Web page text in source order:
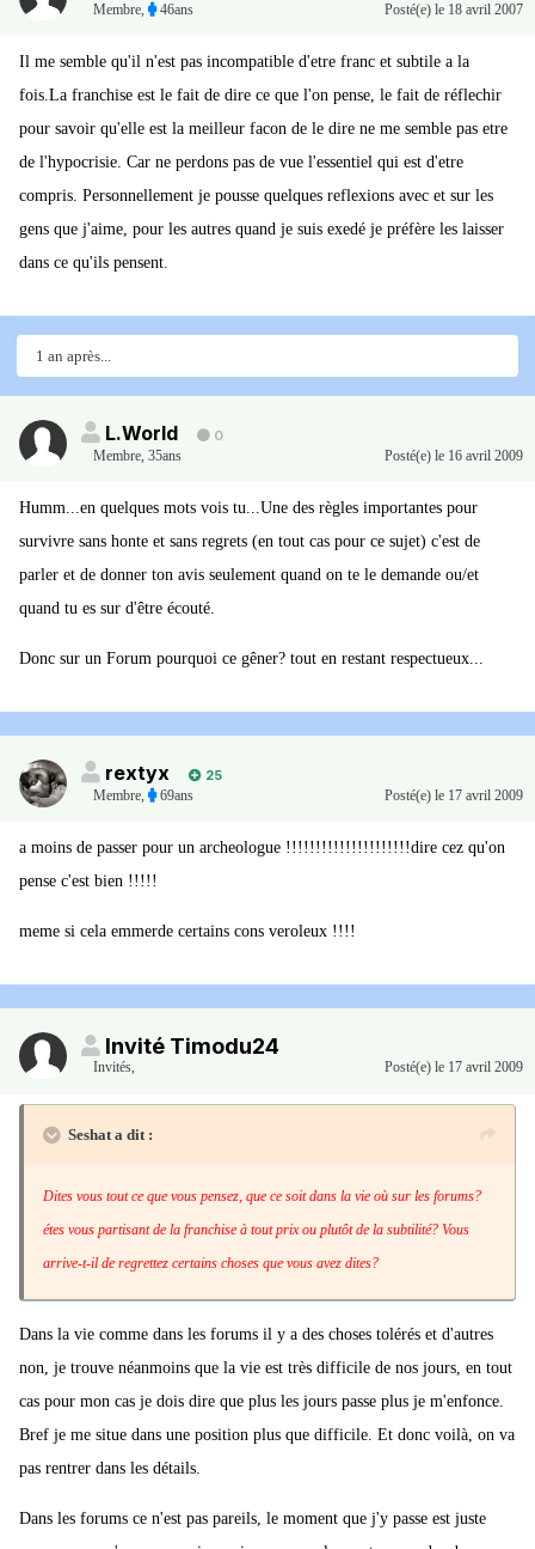
Membre, 46ans Posté(e) le 18 avril 2007
Il me semble qu'il n'est pas incompatible d'etre franc et subtile a la
fois.La franchise est le fait de dire ce que l'on pense, le fait de réflechir
pour savoir qu'elle est la meilleur facon de le dire ne me semble pas etre
de l'hypocrisie. Car ne perdons pas de vue l'essentiel qui est d'etre
compris. Personnellement je pousse quelques reflexions avec et sur les
gens que j'aime, pour les autres quand je suis exedé je préfère les laisser
dans ce qu'ils pensent.
1 an après...
L.World
0
Membre, 35ans Posté(e) le 16 avril 2009
Humm...en quelques mots vois tu...Une des règles importantes pour
survivre sans honte et sans regrets (en tout cas pour ce sujet) c'est de
parler et de donner ton avis seulement quand on te le demande ou/et
quand tu es sur d'être écouté.
Donc sur un Forum pourquoi ce gêner? tout en restant respectueux...
rextyx
25
Membre, 69ans Posté(e) le 17 avril 2009
a moins de passer pour un archeologue !!!!!!!!!!!!!!!!!!!!!dire cez qu'on
pense c'est bien !!!!!
meme si cela emmerde certains cons veroleux !!!!
Invité Timodu24
Invités, Posté(e) le 17 avril 2009
Seshat a dit :
Dites vous tout ce que vous pensez, que ce soit dans la vie où sur les forums?
étes vous partisant de la franchise à tout prix ou plutôt de la subtilité? Vous
arrive-t-il de regrettez certains choses que vous avez dites?
Dans la vie comme dans les forums il y a des choses tolérés et d'autres
non, je trouve néanmoins que la vie est très difficile de nos jours, en tout
cas pour mon cas je dois dire que plus les jours passe plus je m'enfonce.
Bref je me situe dans une position plus que difficile. Et donc voilà, on va
pas rentrer dans les détails.
Dans les forums ce n'est pas pareils, le moment que j'y passe est juste